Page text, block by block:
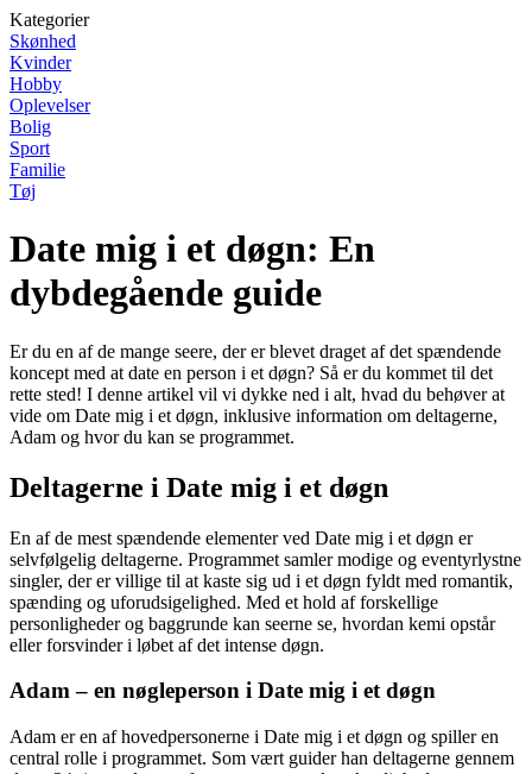
Kategorier
Skønhed
Kvinder
Hobby
Oplevelser
Bolig
Sport
Familie
Tøj
Date mig i et døgn: En
dybdegående guide
Er du en af de mange seere, der er blevet draget af det spændende
koncept med at date en person i et døgn? Så er du kommet til det
rette sted! I denne artikel vil vi dykke ned i alt, hvad du behøver at
vide om Date mig i et døgn, inklusive information om deltagerne,
Adam og hvor du kan se programmet.
Deltagerne i Date mig i et døgn
En af de mest spændende elementer ved Date mig i et døgn er
selvfølgelig deltagerne. Programmet samler modige og eventyrlystne
singler, der er villige til at kaste sig ud i et døgn fyldt med romantik,
spænding og uforudsigelighed. Med et hold af forskellige
personligheder og baggrunde kan seerne se, hvordan kemi opstår
eller forsvinder i løbet af det intense døgn.
Adam – en nøgleperson i Date mig i et døgn
Adam er en af hovedpersonerne i Date mig i et døgn og spiller en
central rolle i programmet. Som vært guider han deltagerne gennem